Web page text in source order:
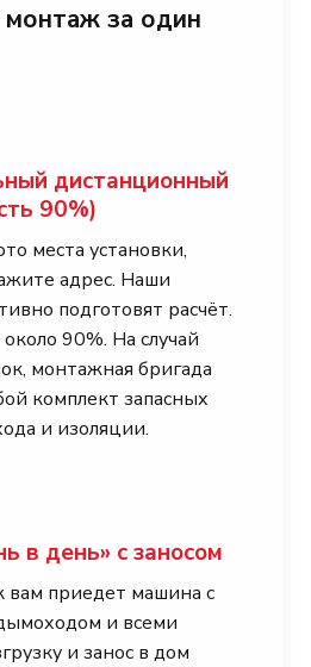
за один
дистанционный
90%)
места установки,
адрес. Наши
подготовят расчёт.
90%. На случай
монтажная бригада
комплект запасных
и изоляции.
в день» с заносом
вам приедет машина с
и всеми
и занос в дом